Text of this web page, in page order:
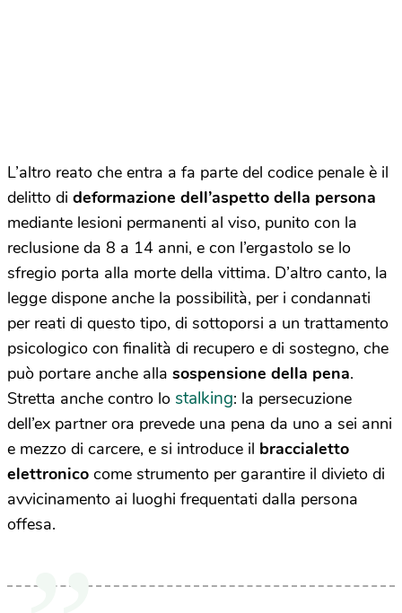
L’altro reato che entra a fa parte del codice penale è il
delitto di deformazione dell’aspetto della persona
mediante lesioni permanenti al viso, punito con la
reclusione da 8 a 14 anni, e con l’ergastolo se lo
sfregio porta alla morte della vittima. D’altro canto, la
legge dispone anche la possibilità, per i condannati
per reati di questo tipo, di sottoporsi a un trattamento
psicologico con finalità di recupero e di sostegno, che
può portare anche alla sospensione della pena.
Stretta anche contro lo stalking: la persecuzione
dell’ex partner ora prevede una pena da uno a sei anni
e mezzo di carcere, e si introduce il braccialetto
elettronico come strumento per garantire il divieto di
avvicinamento ai luoghi frequentati dalla persona
offesa.